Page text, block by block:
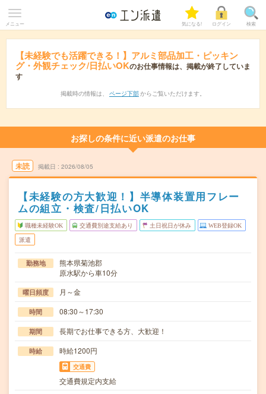
メニュー 気になる! ログイン 検索
【未経験でも活躍できる！】アルミ部品加工・ピッキン
グ・外観チェック/日払いOKのお仕事情報は、掲載が終了していま
す
掲載時の情報は、 ページ下部 からご覧いただけます。
お探しの条件に近い派遣のお仕事
未読 掲載日 2026/08/05
【未経験の方大歓迎！】半導体装置用フレー
ムの組立・検査/日払いOK
職種未経験OK 交通費別途支給あり 土日祝日が休み WEB登録OK
派遣
勤務地
熊本県菊池郡
原水駅から車10分
曜日頻度 月～金
時間 08:30～17:30
期間 長期でお仕事できる方、大歓迎！
時給 時給1200円
交通費
交通費規定内支給